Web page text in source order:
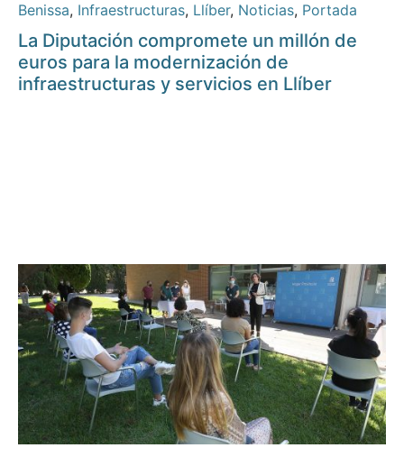
Benissa, Infraestructuras, Llíber, Noticias, Portada
La Diputación compromete un millón de
euros para la modernización de
infraestructuras y servicios en Llíber